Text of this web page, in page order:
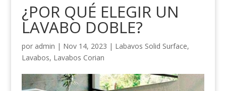
¿POR QUÉ ELEGIR UN
LAVABO DOBLE?
por admin | Nov 14, 2023 | Labavos Solid Surface,
Lavabos, Lavabos Corian